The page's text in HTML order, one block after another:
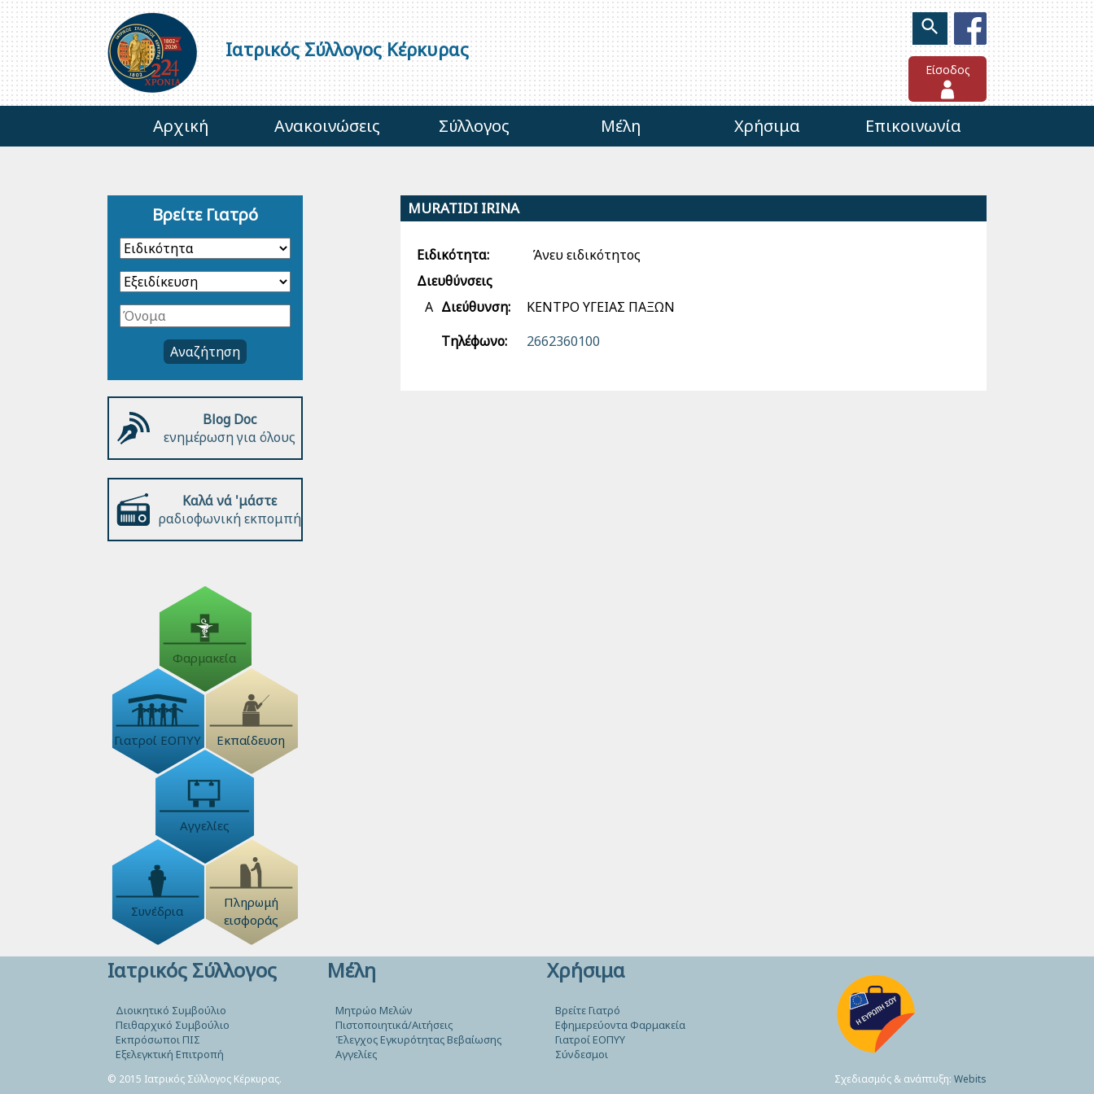
Ιατρικός Σύλλογος Κέρκυρας
Είσοδος
Αρχική Ανακοινώσεις Σύλλογος Μέλη Χρήσιμα Επικοινωνία
MURATIDI IRINA
Ειδικότητα:
Άνευ ειδικότητος
Διευθύνσεις
Α Διεύθυνση:
ΚΕΝΤΡΟ ΥΓΕΙΑΣ ΠΑΞΩΝ
Τηλέφωνο:
2662360100
Βρείτε Γιατρό
Αναζήτηση
Blog Doc
ενημέρωση για όλους
Καλά νά 'μάστε
ραδιοφωνική εκπομπή
Φαρμακεία
Γιατροί ΕΟΠΥΥ Εκπαίδευση
Αγγελίες
Συνέδρια
Πληρωμή
εισφοράς
Ιατρικός Σύλλογος
Διοικητικό Συμβούλιο
Πειθαρχικό Συμβούλιο
Εκπρόσωποι ΠΙΣ
Εξελεγκτική Επιτροπή
Μέλη
Μητρώο Μελών
Πιστοποιητικά/Αιτήσεις
Έλεγχος Εγκυρότητας Βεβαίωσης
Αγγελίες
Χρήσιμα
Βρείτε Γιατρό
Εφημερεύοντα Φαρμακεία
Γιατροί ΕΟΠΥΥ
Σύνδεσμοι
© 2015 Ιατρικός Σύλλογος Κέρκυρας. Σχεδιασμός & ανάπτυξη: Webits